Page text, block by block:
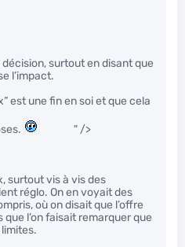
surtout en disant que
l’impact.
est une fin en soi et que cela
" />
surtout vis à vis des
réglo. On en voyait des
où on disait que l’offre
l’on faisait remarquer que